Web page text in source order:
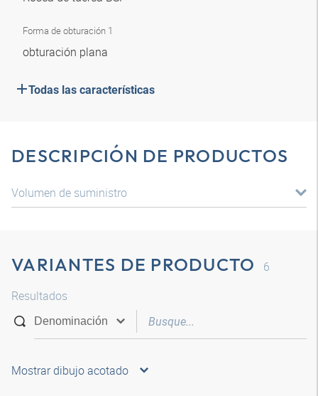
Forma de obturación 1
obturación plana
Todas las características
DESCRIPCIÓN DE PRODUCTOS
Volumen de suministro
VARIANTES DE PRODUCTO
6
Resultados
Mostrar dibujo acotado